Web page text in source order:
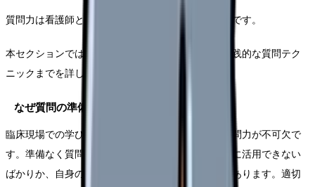
質問力は看護師として成長するための重要なスキルです。
本セクションでは、効果的な質問準備の方法から実践的な質問テク
ニックまでを詳しく解説します。
なぜ質問の準備が重要なのか
臨床現場での学びを最大化するためには、適切な質問力が不可欠で
す。準備なく質問をすると、指導者の時間を効率的に活用できない
ばかりか、自身の学習機会も逃してしまう可能性があります。適切